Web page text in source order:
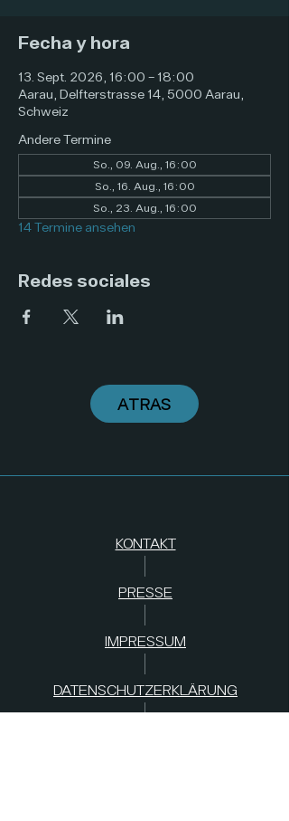
Fecha y hora
13. Sept. 2026, 16:00 – 18:00
Aarau, Delfterstrasse 14, 5000 Aarau,
Schweiz
Andere Termine
So., 09. Aug., 16:00
So., 16. Aug., 16:00
So., 23. Aug., 16:00
14 Termine ansehen
Redes sociales
ATRAS
KONTAKT
PRESSE
IMPRESSUM
DATENSCHUTZERKLÄRUNG